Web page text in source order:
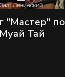
"Мастер" по
Тай